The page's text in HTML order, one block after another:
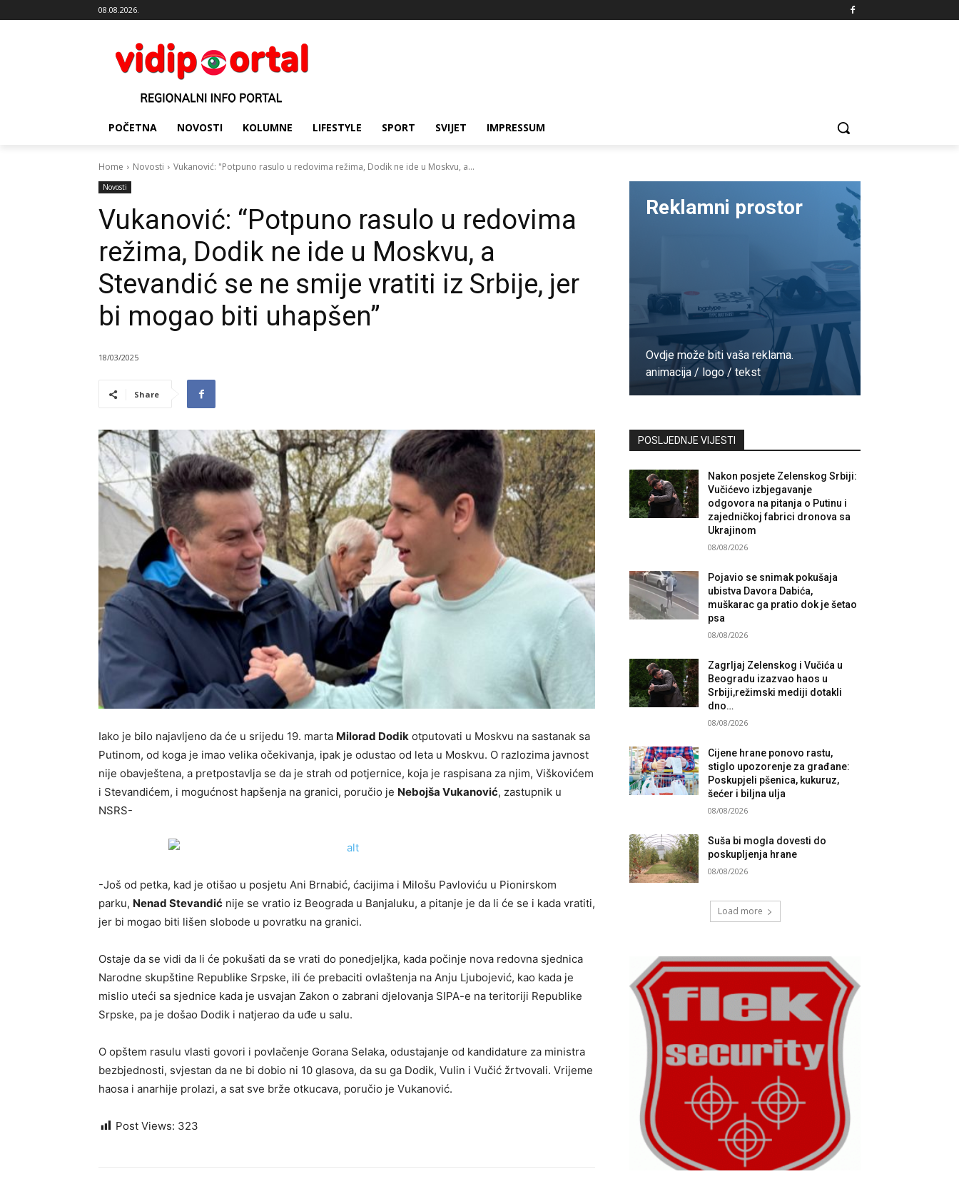
08.08.2026.
POČETNA NOVOSTI KOLUMNE LIFESTYLE SPORT SVIJET IMPRESSUM
Home Novosti Vukanović: "Potpuno rasulo u redovima režima, Dodik ne ide u Moskvu, a...
Novosti
Vukanović: “Potpuno rasulo u redovima
režima, Dodik ne ide u Moskvu, a
Stevandić se ne smije vratiti iz Srbije, jer
bi mogao biti uhapšen”
18/03/2025
Share
Iako je bilo najavljeno da će u srijedu 19. marta Milorad Dodik otputovati u Moskvu na sastanak sa
Putinom, od koga je imao velika očekivanja, ipak je odustao od leta u Moskvu. O razlozima javnost
nije obavještena, a pretpostavlja se da je strah od potjernice, koja je raspisana za njim, Viškovićem
i Stevandićem, i mogućnost hapšenja na granici, poručio je Nebojša Vukanović, zastupnik u
NSRS-
-Još od petka, kad je otišao u posjetu Ani Brnabić, ćacijima i Milošu Pavloviću u Pionirskom
parku, Nenad Stevandić nije se vratio iz Beograda u Banjaluku, a pitanje je da li će se i kada vratiti,
jer bi mogao biti lišen slobode u povratku na granici.
Ostaje da se vidi da li će pokušati da se vrati do ponedjeljka, kada počinje nova redovna sjednica
Narodne skupštine Republike Srpske, ili će prebaciti ovlaštenja na Anju Ljubojević, kao kada je
mislio uteći sa sjednice kada je usvajan Zakon o zabrani djelovanja SIPA-e na teritoriji Republike
Srpske, pa je došao Dodik i natjerao da uđe u salu.
O opštem rasulu vlasti govori i povlačenje Gorana Selaka, odustajanje od kandidature za ministra
bezbjednosti, svjestan da ne bi dobio ni 10 glasova, da su ga Dodik, Vulin i Vučić žrtvovali. Vrijeme
haosa i anarhije prolazi, a sat sve brže otkucava, poručio je Vukanović.
Post Views: 323
Reklamni prostor
Ovdje može biti vaša reklama.
animacija / logo / tekst
POSLJEDNJE VIJESTI
Nakon posjete Zelenskog Srbiji:
Vučićevo izbjegavanje
odgovora na pitanja o Putinu i
zajedničkoj fabrici dronova sa
Ukrajinom
08/08/2026
Pojavio se snimak pokušaja
ubistva Davora Dabića,
muškarac ga pratio dok je šetao
psa
08/08/2026
Zagrljaj Zelenskog i Vučića u
Beogradu izazvao haos u
Srbiji,režimski mediji dotakli
dno…
08/08/2026
Cijene hrane ponovo rastu,
stiglo upozorenje za građane:
Poskupjeli pšenica, kukuruz,
šećer i biljna ulja
08/08/2026
Suša bi mogla dovesti do
poskupljenja hrane
08/08/2026
Load more